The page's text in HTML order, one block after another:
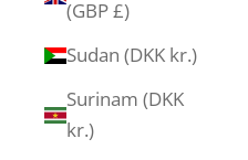
(GBP £)
Sudan (DKK kr.)
Surinam (DKK
kr.)